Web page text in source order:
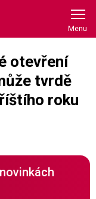
otevření
tvrdě
roku